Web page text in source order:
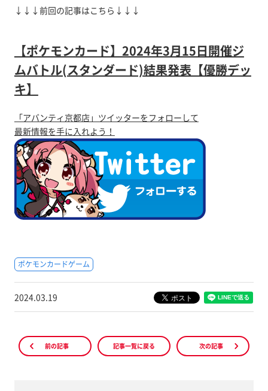
↓↓↓前回の記事はこちら↓↓↓
【ポケモンカード】2024年3月15日開催ジ
ムバトル(スタンダード)結果発表【優勝デッ
キ】
「アバンティ京都店」ツイッターをフォローして
最新情報を手に入れよう！
ポケモンカードゲーム
2024.03.19
前の記事 記事一覧に戻る 次の記事